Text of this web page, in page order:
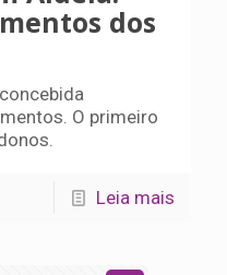
dos
O primeiro
Leia mais